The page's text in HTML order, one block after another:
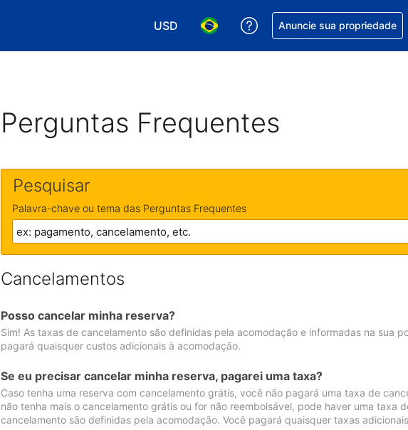
USD
Escolha sua moeda. Atualmente, sua moeda
Escolha seu idioma. Atualmente, seu
Receber ajuda com sua
Anuncie sua propriedade
Perguntas Frequentes
Pesquisar
Palavra-chave ou tema das Perguntas Frequentes
Cancelamentos
Posso cancelar minha reserva?
Sim! As taxas de cancelamento são definidas pela acomodação e informadas na sua
pagará quaisquer custos adicionais à acomodação.
Se eu precisar cancelar minha reserva, pagarei uma taxa?
Caso tenha uma reserva com cancelamento grátis, você não pagará uma taxa de
não tenha mais o cancelamento grátis ou for não reembolsável, pode haver uma taxa
cancelamento são definidas pela acomodação. Você pagará quaisquer taxas